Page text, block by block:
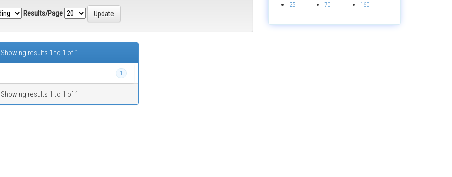
Results/Page
Showing results 1 to 1 of 1
1
Showing results 1 to 1 of 1
25
70
160